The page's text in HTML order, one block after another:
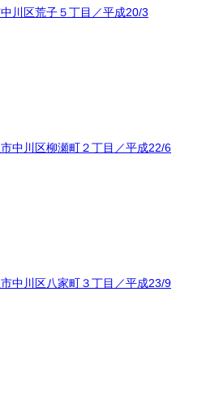
川区荒子５丁目／平成20/3
中川区柳瀬町２丁目／平成22/6
中川区八家町３丁目／平成23/9